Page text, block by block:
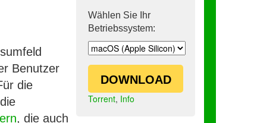
Wählen Sie Ihr
Betriebssystem:
DOWNLOAD
Torrent, Info
Benutzer
die
, die auch